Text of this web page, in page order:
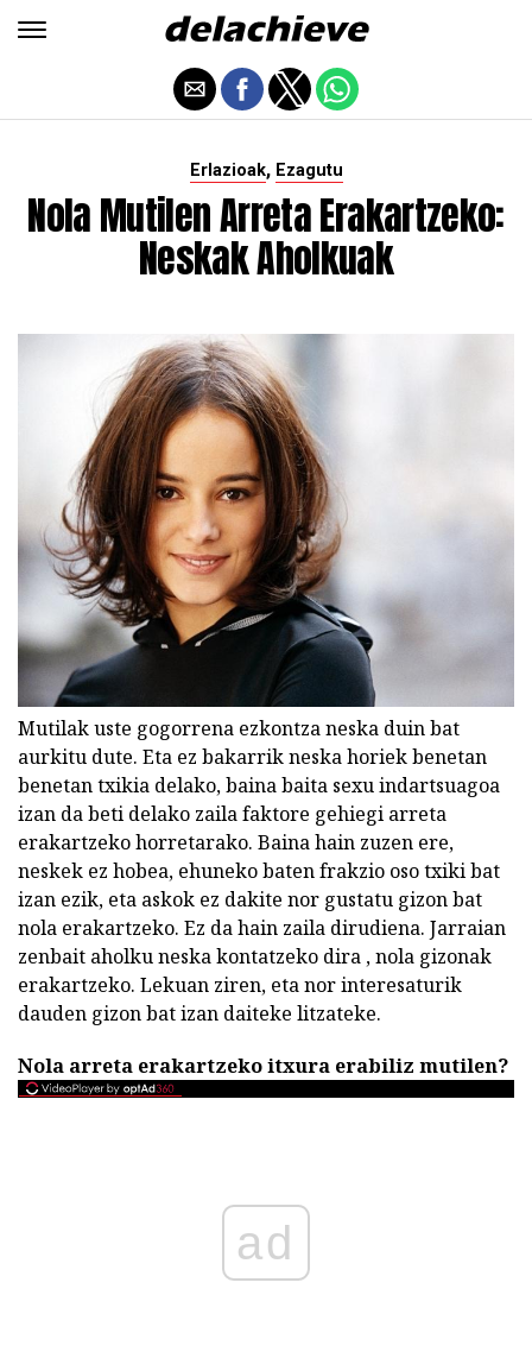
Erlazioak, Ezagutu
Nola Mutilen Arreta Erakartzeko:
Neskak Aholkuak
Mutilak uste gogorrena ezkontza neska duin bat
aurkitu dute. Eta ez bakarrik neska horiek benetan
benetan txikia delako, baina baita sexu indartsuagoa
izan da beti delako zaila faktore gehiegi arreta
erakartzeko horretarako. Baina hain zuzen ere,
neskek ez hobea, ehuneko baten frakzio oso txiki bat
izan ezik, eta askok ez dakite nor gustatu gizon bat
nola erakartzeko. Ez da hain zaila dirudiena. Jarraian
zenbait aholku neska kontatzeko dira , nola gizonak
erakartzeko. Lekuan ziren, eta nor interesaturik
dauden gizon bat izan daiteke litzateke.
Nola arreta erakartzeko itxura erabiliz mutilen?
ad